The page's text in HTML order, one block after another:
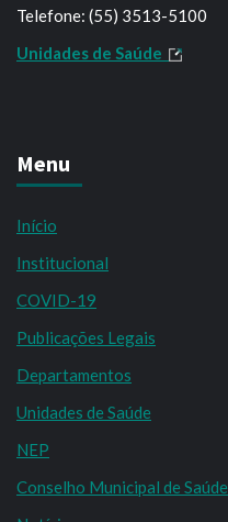
Telefone: (55) 3513-5100
Unidades de Saúde
Menu
Início
Institucional
COVID-19
Publicações Legais
Departamentos
Unidades de Saúde
NEP
Conselho Municipal de Saúde